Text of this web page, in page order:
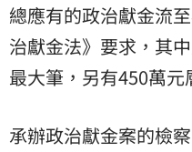
總應有的政治獻金流
治獻金法》要求，其
最大筆，另有450萬元
承辦政治獻金案的檢